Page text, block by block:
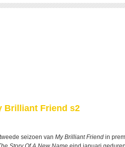
Brilliant Friend s2
seizoen van My Brilliant Friend in